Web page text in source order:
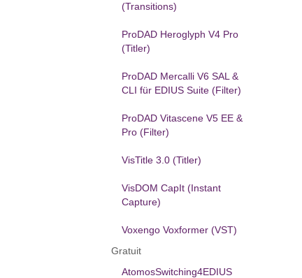
(Transitions)
ProDAD Heroglyph V4 Pro
(Titler)
ProDAD Mercalli V6 SAL &
CLI für EDIUS Suite (Filter)
ProDAD Vitascene V5 EE &
Pro (Filter)
VisTitle 3.0 (Titler)
VisDOM CapIt (Instant
Capture)
Voxengo Voxformer (VST)
Gratuit
AtomosSwitching4EDIUS